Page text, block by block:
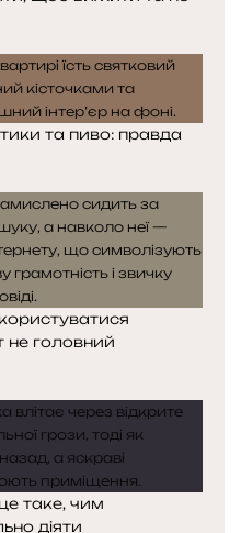
та пиво: правда
не головний
таке, чим
діяти